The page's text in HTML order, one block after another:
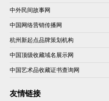
中外民间故事网
中国网络营销传播网
杭州新起点品牌策划机构
中国顶级收藏域名展示网
中国艺术品收藏证书查询网
友情链接